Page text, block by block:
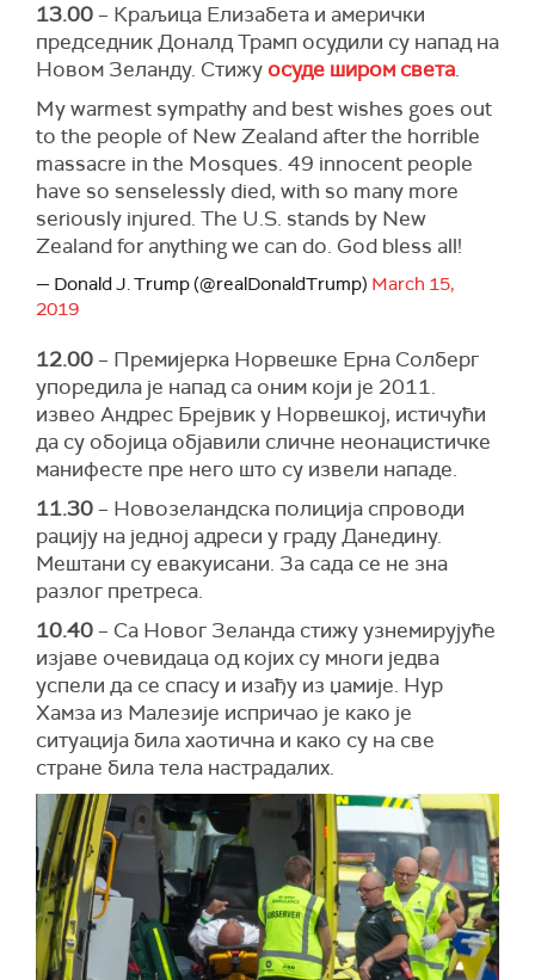
13.00 – Краљица Елизабета и амерички
председник Доналд Трамп осудили су напад на
Новом Зеланду. Стижу осуде широм света.
My warmest sympathy and best wishes goes out
to the people of New Zealand after the horrible
massacre in the Mosques. 49 innocent people
have so senselessly died, with so many more
seriously injured. The U.S. stands by New
Zealand for anything we can do. God bless all!
— Donald J. Trump (@realDonaldTrump) March 15,
2019
12.00 – Премијерка Норвешке Ерна Солберг
упоредила је напад са оним који је 2011.
извео Андрес Брејвик у Норвешкој, истичући
да су обојица објавили сличне неонацистичке
манифесте пре него што су извели нападе.
11.30 – Новозеландска полиција спроводи
рацију на једној адреси у граду Данедину.
Мештани су евакуисани. За сада се не зна
разлог претреса.
10.40 – Са Новог Зеланда стижу узнемирујуће
изјаве очевидаца од којих су многи једва
успели да се спасу и изађу из џамије. Нур
Хамза из Малезије испричао је како је
ситуација била хаотична и како су на све
стране била тела настрадалих.